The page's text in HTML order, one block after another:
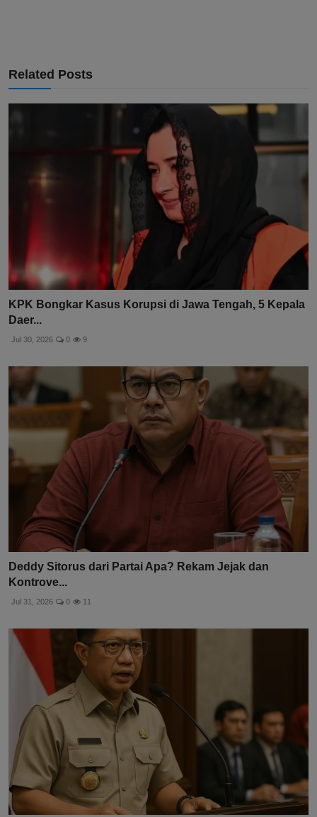
Related Posts
KPK Bongkar Kasus Korupsi di Jawa Tengah, 5 Kepala
Daer...
Jul 30, 2026 0 9
Deddy Sitorus dari Partai Apa? Rekam Jejak dan
Kontrove...
Jul 31, 2026 0 11